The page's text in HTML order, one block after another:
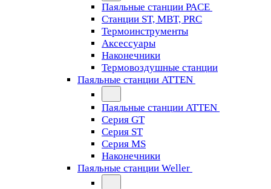
Паяльные станции PACE
Станции ST, MBT, PRC
Термоинструменты
Аксессуары
Наконечники
Термовоздушные станции
Паяльные станции ATTEN
Паяльные станции ATTEN
Серия GT
Серия ST
Серия MS
Наконечники
Паяльные станции Weller